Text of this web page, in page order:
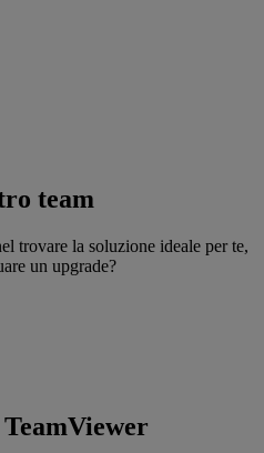
team
trovare la soluzione ideale per te,
un upgrade?